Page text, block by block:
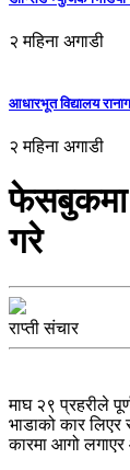
२ महिना अगाडी
आधारभूत विद्यालय
२ महिना अगाडी
गरे
राप्ती संचार
माघ २९ प्रहरीले
भाडाको कार
कारमा आगो